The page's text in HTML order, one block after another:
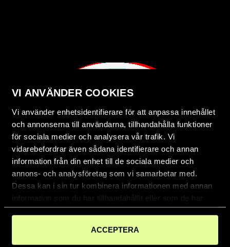
VI ANVÄNDER COOKIES
Vi använder enhetsidentifierare för att anpassa innehållet
och annonserna till användarna, tillhandahålla funktioner
för sociala medier och analysera vår trafik. Vi
vidarebefordrar även sådana identifierare och annan
information från din enhet till de sociala medier och
annons- och analysföretag som vi samarbetar med.
Dessa kan i sin tur kombinera informationen med annan
information som du har tillhandahållit eller som de har
samlat in när du har använt deras tjänster.
ACCEPTERA